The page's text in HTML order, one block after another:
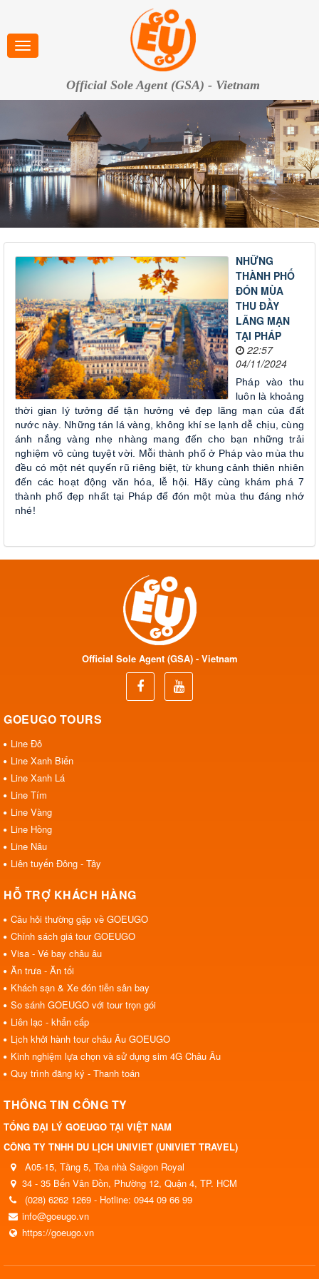
Official Sole Agent (GSA) - Vietnam
NHỮNG
THÀNH PHỐ
ĐÓN MÙA
THU ĐẦY
LÃNG MẠN
TẠI PHÁP
22:57
04/11/2024
Pháp vào thu
luôn là khoảng
thời gian lý tưởng để tận hưởng vẻ đẹp lãng mạn của đất
nước này. Những tán lá vàng, không khí se lạnh dễ chịu, cùng
ánh nắng vàng nhẹ nhàng mang đến cho bạn những trải
nghiệm vô cùng tuyệt vời. Mỗi thành phố ở Pháp vào mùa thu
đều có một nét quyến rũ riêng biệt, từ khung cảnh thiên nhiên
đến các hoạt động văn hóa, lễ hội. Hãy cùng khám phá 7
thành phố đẹp nhất tại Pháp để đón một mùa thu đáng nhớ
nhé!
Official Sole Agent (GSA) - Vietnam
GOEUGO TOURS
Line Đỏ
Line Xanh Biển
Line Xanh Lá
Line Tím
Line Vàng
Line Hồng
Line Nâu
Liên tuyến Đông - Tây
HỖ TRỢ KHÁCH HÀNG
Câu hỏi thường gặp về GOEUGO
Chính sách giá tour GOEUGO
Visa - Vé bay châu âu
Ăn trưa - Ăn tối
Khách sạn & Xe đón tiễn sân bay
So sánh GOEUGO với tour trọn gói
Liên lạc - khẩn cấp
Lịch khởi hành tour châu Âu GOEUGO
Kinh nghiệm lựa chọn và sử dụng sim 4G Châu Âu
Quy trình đăng ký - Thanh toán
THÔNG TIN CÔNG TY
TỔNG ĐẠI LÝ GOEUGO TẠI VIỆT NAM
CÔNG TY TNHH DU LỊCH UNIVIET (UNIVIET TRAVEL)
A05-15, Tầng 5, Tòa nhà Saigon Royal
34 - 35 Bến Vân Đồn, Phường 12, Quận 4, TP. HCM
(028) 6262 1269 - Hotline: 0944 09 66 99
info@goeugo.vn
https://goeugo.vn